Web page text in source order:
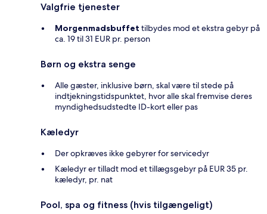
Valgfrie tjenester
Morgenmadsbuffet tilbydes mod et ekstra gebyr på
ca. 19 til 31 EUR pr. person
Børn og ekstra senge
Alle gæster, inklusive børn, skal være til stede på
indtjekningstidspunktet, hvor alle skal fremvise deres
myndighedsudstedte ID-kort eller pas
Kæledyr
Der opkræves ikke gebyrer for servicedyr
Kæledyr er tilladt mod et tillægsgebyr på EUR 35 pr.
kæledyr, pr. nat
Pool, spa og fitness (hvis tilgængeligt)